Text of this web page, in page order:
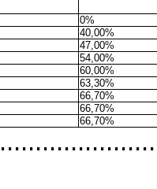
0%
40,00%
47,00%
54,00%
60,00%
63,30%
66,70%
66,70%
66,70%